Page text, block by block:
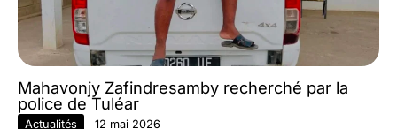
Mahavonjy Zafindresamby recherché par la
police de Tuléar
Actualités 12 mai 2026